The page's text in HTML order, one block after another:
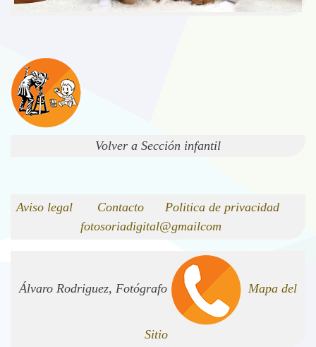
Volver a Sección infantil
Aviso legal Contacto
Politica de privacidad
fotosoriadigital@gmailcom
Álvaro Rodriguez, Fotógrafo Mapa del
Sitio